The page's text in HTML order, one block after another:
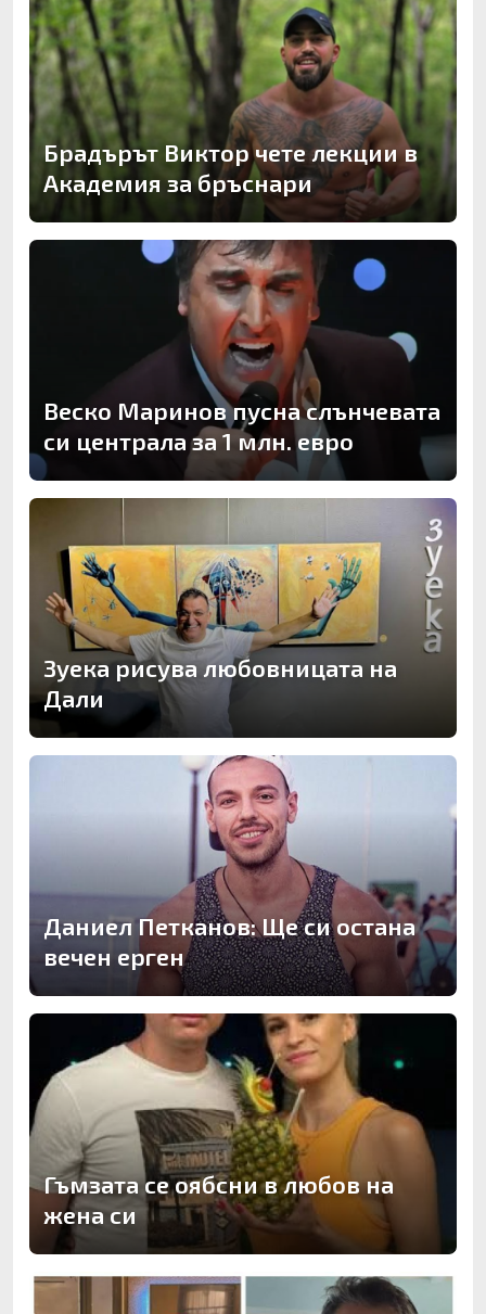
Брадърът Виктор чете лекции в
Академия за бръснари
Веско Маринов пусна слънчевата
си централа за 1 млн. евро
Зуека рисува любовницата на
Дали
Даниел Петканов: Ще си остана
вечен ерген
Гъмзата се оябсни в любов на
жена си